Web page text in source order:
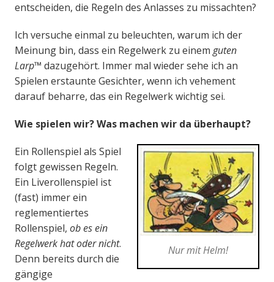
entscheiden, die Regeln des Anlasses zu missachten?
Ich versuche einmal zu beleuchten, warum ich der
Meinung bin, dass ein Regelwerk zu einem guten
Larp™ dazugehört. Immer mal wieder sehe ich an
Spielen erstaunte Gesichter, wenn ich vehement
darauf beharre, das ein Regelwerk wichtig sei.
Wie spielen wir? Was machen wir da überhaupt?
Nur mit Helm!
Ein Rollenspiel als Spiel
folgt gewissen Regeln.
Ein Liverollenspiel ist
(fast) immer ein
reglementiertes
Rollenspiel, ob es ein
Regelwerk hat oder nicht.
Denn bereits durch die
gängige